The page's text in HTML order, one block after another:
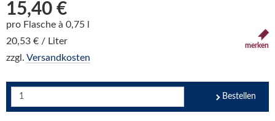
15,40 €
pro Flasche à 0,75 l
20,53 € / Liter
zzgl. Versandkosten
merken
Bestellen